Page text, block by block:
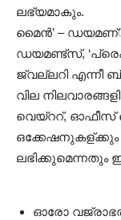
ലഭ്യമാകും.
മൈന്‍’ – ഡയമണ്്
ഡയമണ്ട്സ്,
ജ്വല്ലറി എന്നീ
വില
വെയ്ററ്, ഓഫീസ്
ഓരോ